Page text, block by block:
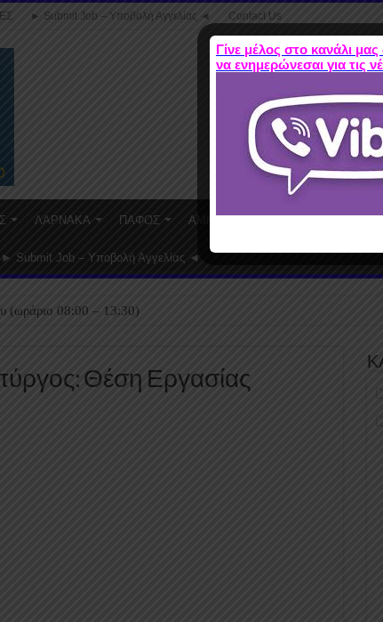
► Submit Job – Υποβολή Αγγελίας ◄ Contact Us
ΛΑΡΝΑΚΑ ΠΑΦΟΣ ΑΜΜΟΧΩΣΤΟΣ
► Submit Job – Υποβολή Αγγελίας ◄
(ωράριο 08:00 – 13:30)
Θέση Εργασίας
Γίνε μέλος στο κανάλι
να ενημερώνεσαι για τις